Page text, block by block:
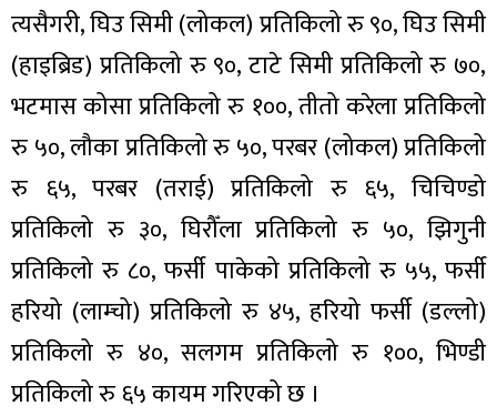
त्यसैगरी, घिउ सिमी (लोकल) प्रतिकिलो रु ९०, घिउ सिमी
(हाइब्रिड) प्रतिकिलो रु ९०, टाटे सिमी प्रतिकिलो रु ७०,
भटमास कोसा प्रतिकिलो रु १००, तीतो करेला प्रतिकिलो
रु ५०, लौका प्रतिकिलो रु ५०, परबर (लोकल) प्रतिकिलो
रु ६५, परबर (तराई) प्रतिकिलो रु ६५, चिचिण्डो
प्रतिकिलो रु ३०, घिरौँला प्रतिकिलो रु ५०, झिगुनी
प्रतिकिलो रु ८०, फर्सी पाकेको प्रतिकिलो रु ५५, फर्सी
हरियो (लाम्चो) प्रतिकिलो रु ४५, हरियो फर्सी (डल्लो)
प्रतिकिलो रु ४०, सलगम प्रतिकिलो रु १००, भिण्डी
प्रतिकिलो रु ६५ कायम गरिएको छ ।